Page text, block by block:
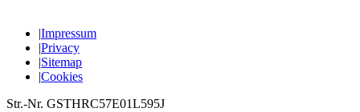
|Impressum
|Privacy
|Sitemap
|Cookies
Str.-Nr. GSTHRC57E01L595J